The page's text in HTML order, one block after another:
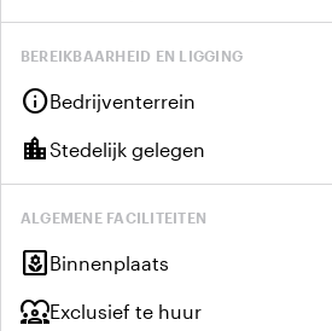
BEREIKBAARHEID EN LIGGING
infoBedrijventerrein
location_cityStedelijk gelegen
ALGEMENE FACILITEITEN
yardBinnenplaats
diversity_1Exclusief te huur